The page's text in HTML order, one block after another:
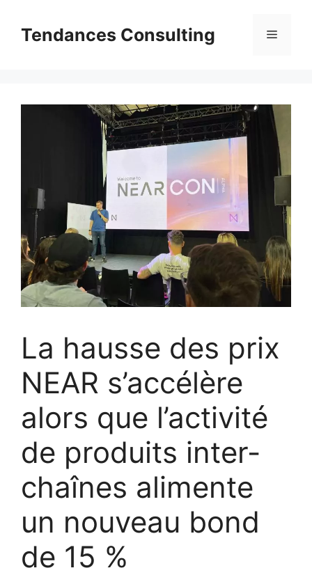
contenuTendances Consulting Menu
La hausse des prix
NEAR s’accélère
alors que l’activité
de produits inter-
chaînes alimente
un nouveau bond
de 15 %